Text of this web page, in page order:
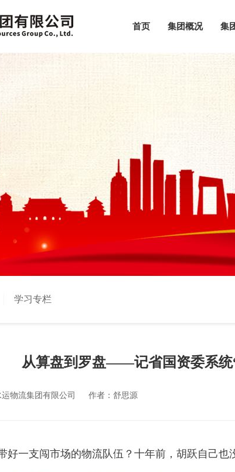
首页 集团概况 集
学习专栏
从算盘到罗盘——记省国资委系统
物流集团有限公司 作者： 舒思源
好一支闯市场的物流队伍？十年前，胡跃自己也